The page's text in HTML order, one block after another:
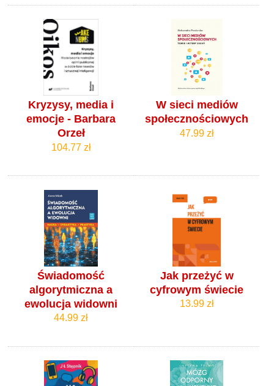
Kryzysy, media i
emocje - Barbara
Orzeł
104.77 zł
W sieci mediów
społecznościowych
47.99 zł
Świadomość
algorytmiczna a
ewolucja widowni
44.99 zł
Jak przeżyć w
cyfrowym świecie
13.99 zł